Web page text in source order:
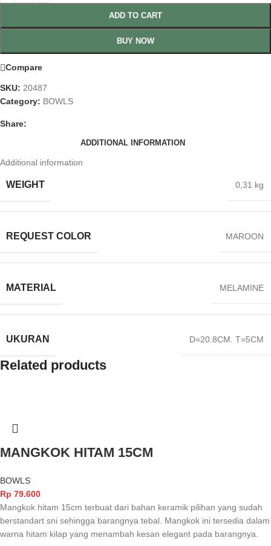
ADD TO CART
BUY NOW
Compare
SKU: 20487
Category: BOWLS
Share:
ADDITIONAL INFORMATION
Additional information
WEIGHT 0,31 kg
REQUEST COLOR MAROON
MATERIAL MELAMINE
UKURAN D=20.8CM. T=5CM
Related products
MANGKOK HITAM 15CM
BOWLS
Rp 79.600
Mangkok hitam 15cm terbuat dari bahan keramik pilihan yang sudah
berstandart sni sehingga barangnya tebal. Mangkok ini tersedia dalam
warna hitam kilap yang menambah kesan elegant pada barangnya.